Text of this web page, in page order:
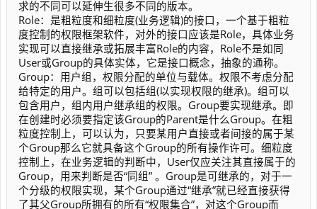
求的不同可以延伸生很多不同的版本。
Role：是粗粒度和细粒度(业务逻辑)的接口，一个基于粗粒
度控制的权限框架软件，对外的接口应该是Role，具体业务
实现可以直接继承或拓展丰富Role的内容，Role不是如同
User或Group的具体实体，它是接口概念，抽象的通称。
Group：用户组，权限分配的单位与载体。权限不考虑分配
给特定的用户。组可以包括组(以实现权限的继承)。组可以
包含用户，组内用户继承组的权限。Group要实现继承。即
在创建时必须要指定该Group的Parent是什么Group。在粗
粒度控制上，可以认为，只要某用户直接或者间接的属于某
个Group那么它就具备这个Group的所有操作许可。细粒度
控制上，在业务逻辑的判断中，User仅应关注其直接属于的
Group，用来判断是否“同组” 。Group是可继承的，对于一
个分级的权限实现，某个Group通过“继承”就已经直接获得
了其父Group所拥有的所有“权限集合”，对这个Group而